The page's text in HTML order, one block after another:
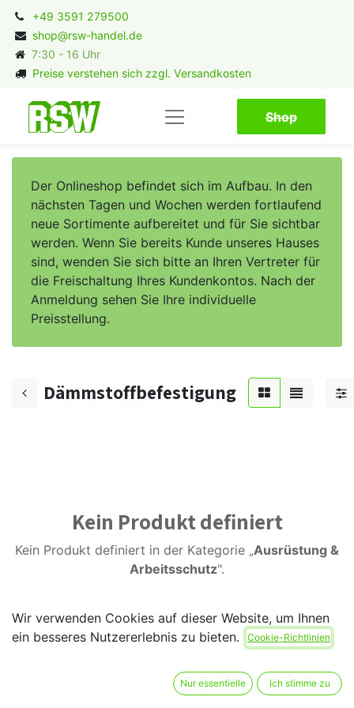
+49 3591 279500
shop@rsw-handel.de
7:30 - 16 Uhr
Preise verstehen sich zzgl. Versandkosten
Shop​​​​
Der Onlineshop befindet sich im Aufbau. In den
nächsten Tagen und Wochen werden fortlaufend
neue Sortimente aufbereitet und für Sie sichtbar
werden. Wenn Sie bereits Kunde unseres Hauses
sind, wenden Sie sich bitte an Ihren Vertreter für
die Freischaltung Ihres Kundenkontos. Nach der
Anmeldung sehen Sie Ihre individuelle
Preisstellung.
Dämmstoffbefestigung
Kein Produkt definiert
Kein Produkt definiert in der Kategorie „Ausrüstung &
Arbeitsschutz".
Wir verwenden Cookies auf dieser Website, um Ihnen
ein besseres Nutzererlebnis zu bieten.
Cookie-Richtlinien
Nur essentielle Ich stimme zu